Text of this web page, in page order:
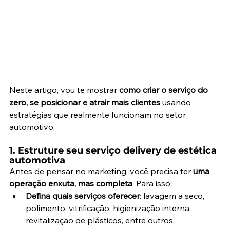
Neste artigo, vou te mostrar como criar o serviço do
zero, se posicionar e atrair mais clientes usando
estratégias que realmente funcionam no setor
automotivo.
1. Estruture seu serviço delivery de estética
automotiva
Antes de pensar no marketing, você precisa ter uma
operação enxuta, mas completa. Para isso:
Defina quais serviços oferecer: lavagem a seco,
polimento, vitrificação, higienização interna,
revitalização de plásticos, entre outros.